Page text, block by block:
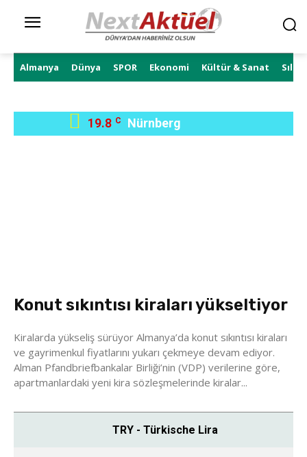
Almanya Dünya SPOR Ekonomi Kültür & Sanat Sıla
19.8 C Nürnberg
Konut sıkıntısı kiraları yükseltiyor
Kiralarda yükseliş sürüyor Almanya’da konut sıkıntısı kiraları
ve gayrimenkul fiyatlarını yukarı çekmeye devam ediyor.
Alman Pfandbriefbankalar Birliği’nin (VDP) verilerine göre,
apartmanlardaki yeni kira sözleşmelerinde kiralar...
TRY - Türkische Lira